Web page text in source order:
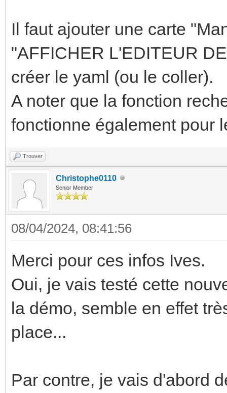
Il faut ajouter une carte
"AFFICHER L'EDITEUR
créer le yaml (ou le coller).
A noter que la fonction
fonctionne également pour
Trouver
Christophe0110
Senior Member
08/04/2024, 08:41:56
Merci pour ces infos Ives.
Oui, je vais testé cette
la démo, semble en effet
place...
Par contre, je vais d'abord